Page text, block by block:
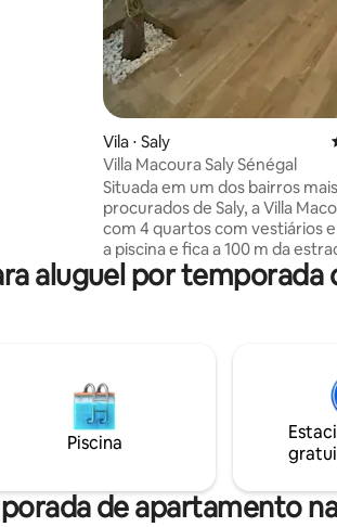
Vila ⋅ Saly
Villa Macoura Saly Sénégal
Situada em um dos bairros mais
procurados de Saly, a Villa
com 4 quartos com vestiários
a piscina e fica a 100 m da
principal, o que proporciona
mas sem abrir mão da
aproveitar La Petite Côte ao
Farmácia, clínica particular,
center nas proximidades,
5 minutos a pé * Boas-
aluguel por temporada
Piscina
de apartamento